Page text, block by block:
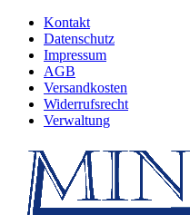
Kontakt
Datenschutz
Impressum
AGB
Versandkosten
Widerrufsrecht
Verwaltung